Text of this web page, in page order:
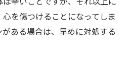
を傷つけることになってしま
ある場合は、早めに対処する